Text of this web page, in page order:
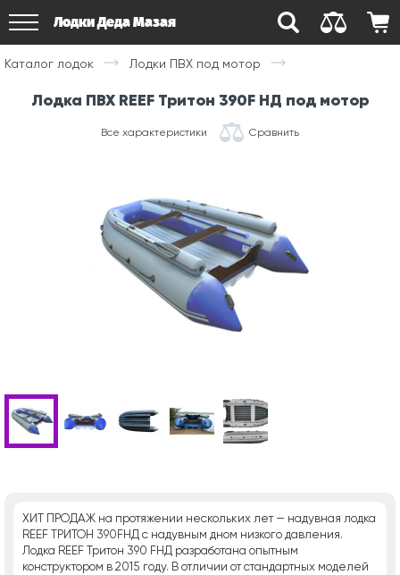
Лодки Деда Мазая
Каталог лодок Лодки ПВХ под мотор
Лодка ПВХ REEF Тритон 390F НД под мотор
Все характеристики Сравнить
ХИТ ПРОДАЖ на протяжении нескольких лет — надувная лодка
REEF ТРИТОН 390FНД с надувным дном низкого давления.
Лодка REEF Тритон 390 FНД разработана опытным
конструктором в 2015 году. В отличии от стандартных моделей